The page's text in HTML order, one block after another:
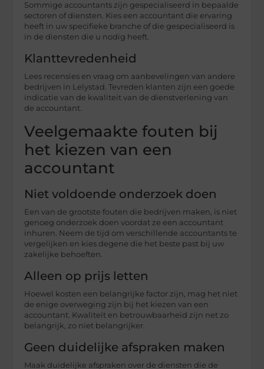
Sommige accountants zijn gespecialiseerd in bepaalde
sectoren of diensten. Kies een accountant die ervaring
heeft in uw specifieke branche of die gespecialiseerd is
in de diensten die u nodig heeft.
Klanttevredenheid
Lees recensies en vraag om aanbevelingen van andere
bedrijven in Lelystad. Tevreden klanten zijn een goede
indicatie van de kwaliteit van de dienstverlening van
de accountant.
Veelgemaakte fouten bij
het kiezen van een
accountant
Niet voldoende onderzoek doen
Een van de grootste fouten die bedrijven maken, is niet
genoeg onderzoek doen voordat ze een accountant
inhuren. Neem de tijd om verschillende accountants te
vergelijken en kies degene die het beste past bij uw
zakelijke behoeften.
Alleen op prijs letten
Hoewel kosten een belangrijke factor zijn, mag het niet
de enige overweging zijn bij het kiezen van een
accountant. Kwaliteit en betrouwbaarheid zijn net zo
belangrijk, zo niet belangrijker.
Geen duidelijke afspraken maken
Maak duidelijke afspraken over de diensten die de